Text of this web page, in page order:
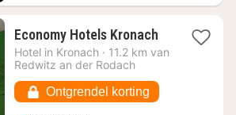
Economy Hotels Kronach1
nacht
74,02
Hotel in Kronach · 11.2 km van
Redwitz an der Rodach
Ontgrendel korting